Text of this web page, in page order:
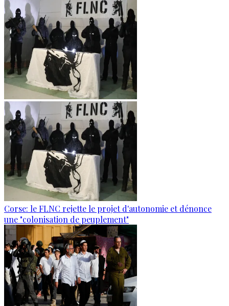
Corse: le FLNC rejette le projet d'autonomie et dénonce
une "colonisation de peuplement"